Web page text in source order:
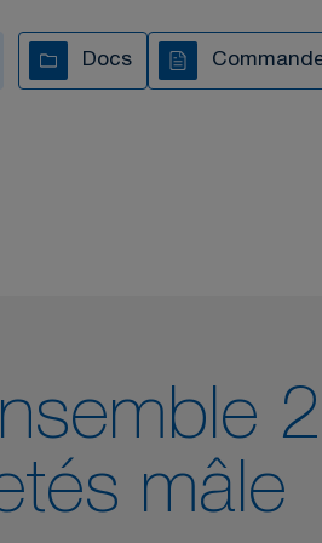
vousDocs
2
mâle